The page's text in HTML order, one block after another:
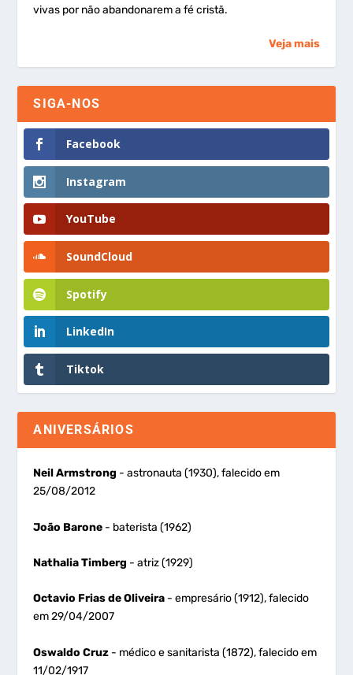
vivas por não abandonarem a fé cristã.
Veja mais
SIGA-NOS
Facebook
Instagram
YouTube
SoundCloud
Spotify
LinkedIn
Tiktok
ANIVERSÁRIOS
Neil Armstrong - astronauta (1930), falecido em
25/08/2012
João Barone - baterista (1962)
Nathalia Timberg - atriz (1929)
Octavio Frias de Oliveira - empresário (1912), falecido
em 29/04/2007
Oswaldo Cruz - médico e sanitarista (1872), falecido em
11/02/1917